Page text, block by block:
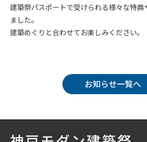
建築祭パスポートで受けられる様々な特
ました。
建築めぐりと合わせてお楽しみください。
お知らせ一覧へ